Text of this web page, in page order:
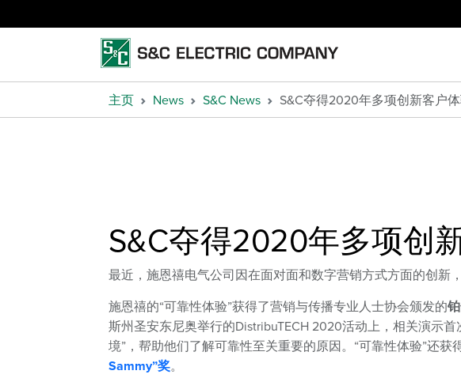
主页 News S&C News S&C夺得2020年多项创新客户
S&C夺得2020年多项创
最近，施恩禧电气公司因在面对面和数字营销方式方面的创新
施恩禧的“可靠性体验”获得了营销与传播专业人士协会颁发的
斯州圣安东尼奥举行的DistribuTECH 2020活动上，相关演示首
境”，帮助他们了解可靠性至关重要的原因。“可靠性体验”还获
Sammy”奖。